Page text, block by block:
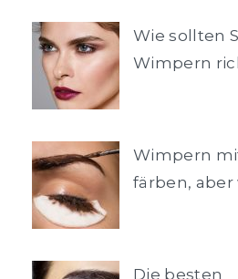
Wie sollten
Wimpern
Wimpern
färben, aber
Die besten